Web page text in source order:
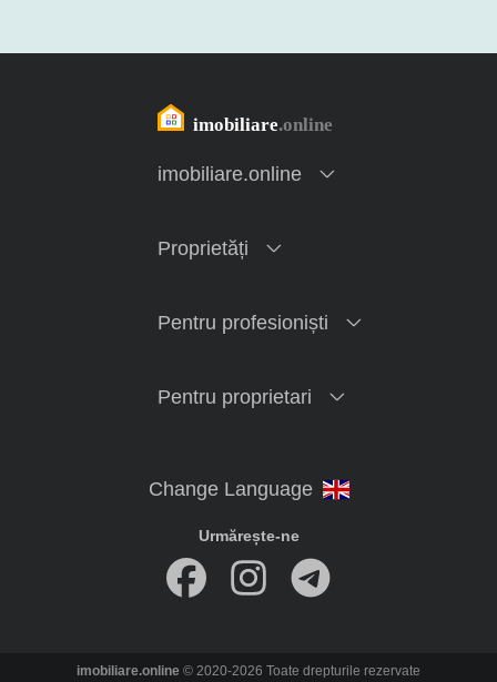
imobiliare.online
Proprietăți
Pentru profesioniști
Pentru proprietari
Urmărește-ne
imobiliare.online © 2020-2026 Toate drepturile rezervate